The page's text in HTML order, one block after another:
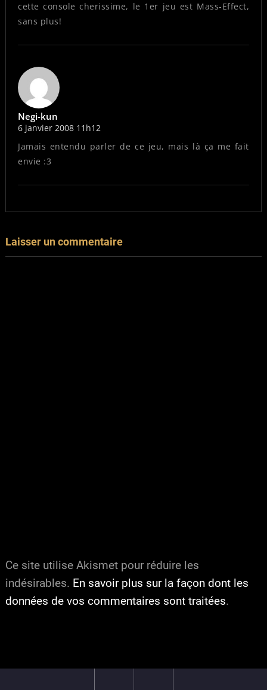
cette console cherissime, le 1er jeu est Mass-Effect,
sans plus!
Negi-kun
6 janvier 2008 11h12
Jamais entendu parler de ce jeu, mais là ça me fait
envie :3
Laisser un commentaire
Ce site utilise Akismet pour réduire les
indésirables. En savoir plus sur la façon dont les
données de vos commentaires sont traitées.